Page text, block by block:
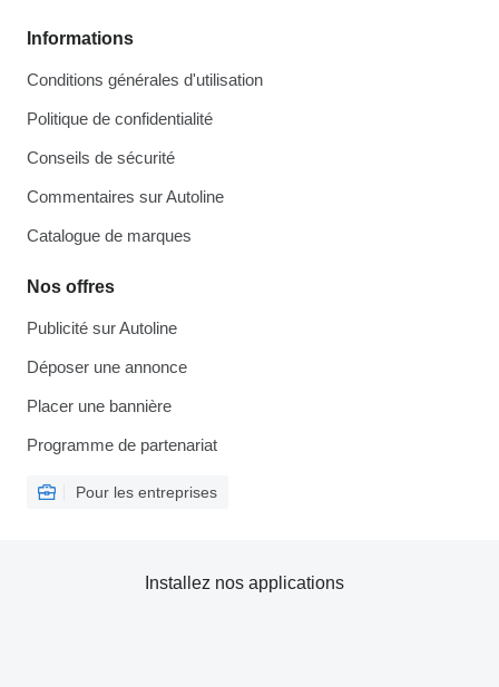
Informations
Conditions générales d'utilisation
Politique de confidentialité
Conseils de sécurité
Commentaires sur Autoline
Catalogue de marques
Nos offres
Publicité sur Autoline
Déposer une annonce
Placer une bannière
Programme de partenariat
Pour les entreprises
Installez nos applications